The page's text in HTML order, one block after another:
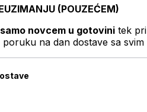
(POUZEĆEM)
samo novcem u gotovini tek
na dan dostave sa svim